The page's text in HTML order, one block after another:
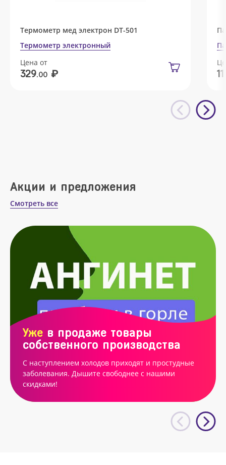
Термометр мед электрон DT-501
Термометр электронный
Цена от
329.00 ₽ 11
Акции и предложения
Смотреть все
Уже в продаже товары
собственного производства
С наступлением холодов приходят и простудные
заболевания. Дышите свободнее с нашими
скидками!